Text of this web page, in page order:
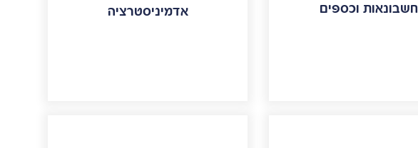
אדמיניסטרציה חשבונאות וכספים